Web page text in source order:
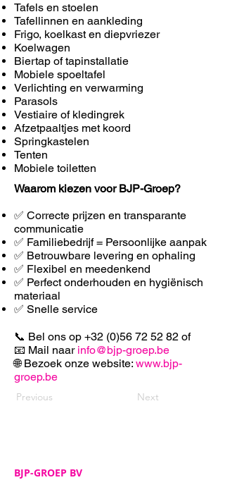
Tafels en stoelen
Tafellinnen en aankleding
Frigo, koelkast en diepvriezer
Koelwagen
Biertap of tapinstallatie
Mobiele spoeltafel
Verlichting en verwarming
Parasols
Vestiaire of kledingrek
Afzetpaaltjes met koord
Springkastelen
Tenten
Mobiele toiletten
Waarom kiezen voor BJP-Groep?
✅ Correcte prijzen en transparante
communicatie
✅ Familiebedrijf = Persoonlijke aanpak
✅ Betrouwbare levering en ophaling
✅ Flexibel en meedenkend
✅ Perfect onderhouden en hygiënisch
materiaal
✅ Snelle service
📞 Bel ons op +32 (0)56 72 52 82 of
📧 Mail naar info@bjp-groep.be
🌐 Bezoek onze website: www.bjp-
groep.be
Previous Next
BJP-GROEP BV